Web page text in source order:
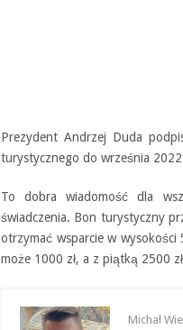
Prezydent Andrzej Duda
turystycznego do września
To dobra wiadomość dla
świadczenia. Bon turystyczny
otrzymać wsparcie w wysokości
może 1000 zł, a z piątką 2500
Michał